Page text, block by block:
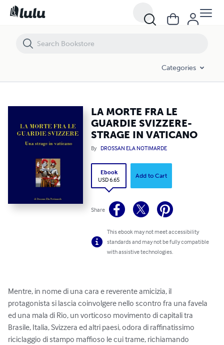
Categories
LA MORTE FRA LE
GUARDIE SVIZZERE-
STRAGE IN VATICANO
By DROSSAN ELA NOTIMARDE
Ebook
USD 6.65
Add to Cart
Share
This ebook may not meet accessibility
standards and may not be fully compatible
with assistive technologies.
Mentre, in nome di una cara e reverente amicizia, il
protagonista si lascia coinvolgere nello scontro fra una favela
ed una mala di Rio, un vorticoso movimento di capitali tra
Brasile, Italia, Svizzera ed altri paesi, odora di raffinatissimo
riciclaggio di stampo maffioso le cui trame, richiamando
LA MORTE FRA LE GUARDIE SVIZZERE-STRAGE IN VATICANO